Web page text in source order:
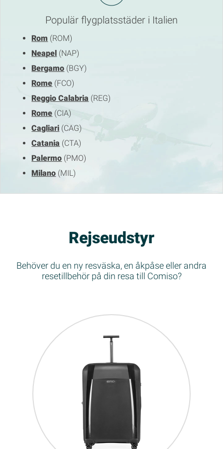
Populär flygplatsstäder i Italien
Rom (ROM)
Neapel (NAP)
Bergamo (BGY)
Rome (FCO)
Reggio Calabria (REG)
Rome (CIA)
Cagliari (CAG)
Catania (CTA)
Palermo (PMO)
Milano (MIL)
Rejseudstyr
Behöver du en ny resväska, en åkpåse eller andra
resetillbehör på din resa till Comiso?